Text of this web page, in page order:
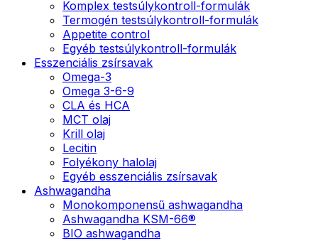
Komplex testsúlykontroll-formulák
Termogén testsúlykontroll-formulák
Appetite control
Egyéb testsúlykontroll-formulák
Esszenciális zsírsavak
Omega-3
Omega 3-6-9
CLA és HCA
MCT olaj
Krill olaj
Lecitin
Folyékony halolaj
Egyéb esszenciális zsírsavak
Ashwagandha
Monokomponensű ashwagandha
Ashwagandha KSM-66®
BIO ashwagandha